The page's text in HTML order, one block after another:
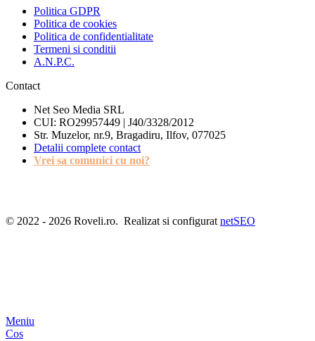
Politica GDPR
Politica de cookies
Politica de confidentialitate
Termeni si conditii
A.N.P.C.
Contact
Net Seo Media SRL
CUI: RO29957449 | J40/3328/2012
Str. Muzelor, nr.9, Bragadiru, Ilfov, 077025
Detalii complete contact
Vrei sa comunici cu noi?
© 2022 - 2026 Roveli.ro. Realizat si configurat netSEO
Meniu
Cos